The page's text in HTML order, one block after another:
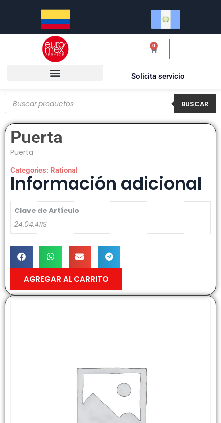
0
Solicita servicio
BUSCAR
Puerta
Puerta
Categories: Rational
Información adicional
Clave de Artículo
24.04.411S
AGREGAR AL CARRITO